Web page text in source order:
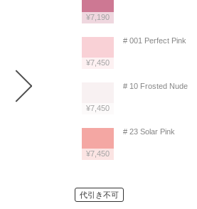
¥7,190
¥7,450
# 001 Perfect Pink
¥7,450
# 10 Frosted Nude
¥7,450
# 23 Solar Pink
代引き不可